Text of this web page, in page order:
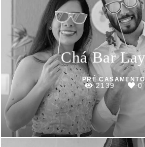
Chá Bar
PRÉ CASAMENTO
2139 0